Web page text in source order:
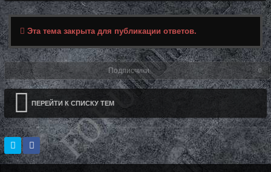
Эта тема закрыта для публикации ответов.
Подписчики 0
ПЕРЕЙТИ К СПИСКУ ТЕМ